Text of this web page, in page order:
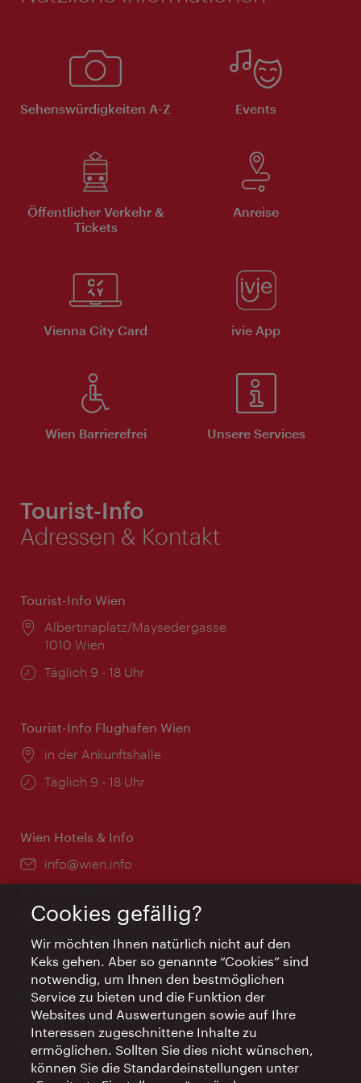
Sehenswürdigkeiten A-Z Events
Öffentlicher Verkehr &
Tickets
Anreise
Vienna City Card ivie App
Wien Barrierefrei Unsere Services
Tourist-Info
Adressen & Kontakt
Tourist-Info Wien
Ort:
Albertinaplatz/Maysedergasse
1010 Wien
Öffnungszeiten:
Täglich 9 - 18 Uhr
Tourist-Info Flughafen Wien
Ort:
in der Ankunftshalle
Öffnungszeiten:
Täglich 9 - 18 Uhr
Wien Hotels & Info
Email:
info@wien.info
Öffnungszeiten:
Montag - Freitag 9 – 17 Uhr
Feiertags geschlossen
AI Concierge Wien
Ort:
concierge.wien.info
Öffnungszeiten:
Informationen rund um die Uhr
Cookies gefällig?
Wir möchten Ihnen natürlich nicht auf den
Keks gehen. Aber so genannte “Cookies” sind
notwendig, um Ihnen den bestmöglichen
Service zu bieten und die Funktion der
Websites und Auswertungen sowie auf Ihre
Interessen zugeschnittene Inhalte zu
ermöglichen. Sollten Sie dies nicht wünschen,
können Sie die Standardeinstellungen unter